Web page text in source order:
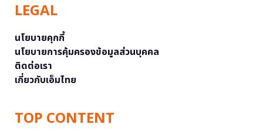
LEGAL
นโยบายคุกกี้
นโยบายการคุ้มครองข้อมูลส่วนบุคคล
ติดต่อเรา
เกี่ยวกับเอ็มไทย
TOP CONTENT